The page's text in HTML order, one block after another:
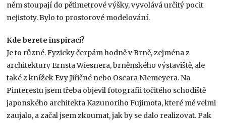
něm stoupají do pětimetrové výšky, vyvolává určitý pocit
nejistoty. Bylo to prostorové modelování.
Kde berete inspiraci?
Je to různé. Fyzicky čerpám hodně v Brně, zejména z
architektury Ernsta Wiesnera, brněnského výstaviště, ale
také z knížek Evy Jiřičné nebo Oscara Niemeyera. Na
Pinterestu jsem třeba objevil fotografii točitého schodiště
japonského architekta Kazunoriho Fujimota, které mě velmi
zaujalo, a začal jsem zkoumat, jak by se dalo realizovat. Pak